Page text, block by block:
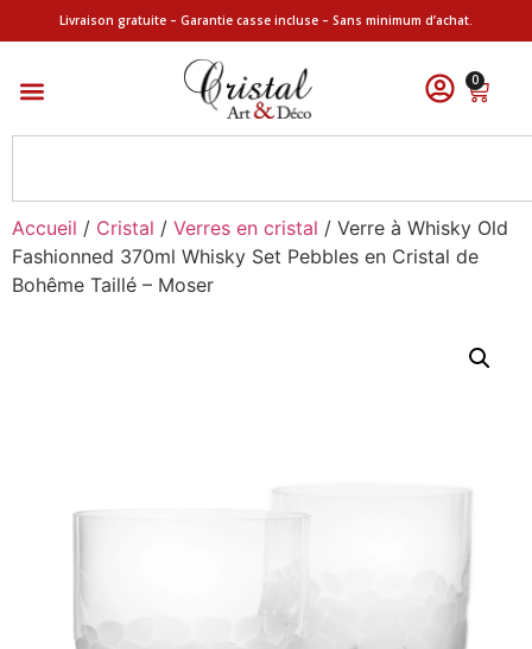
Livraison gratuite – Garantie casse incluse – Sans minimum d’achat.
0
Accueil / Cristal / Verres en cristal / Verre à Whisky Old
Fashionned 370ml Whisky Set Pebbles en Cristal de
Bohême Taillé – Moser